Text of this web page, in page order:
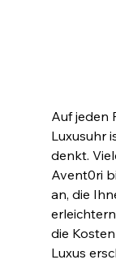
Auf jeden
Luxusuhr
denkt.
Avent0ri
an, die
die
Luxus